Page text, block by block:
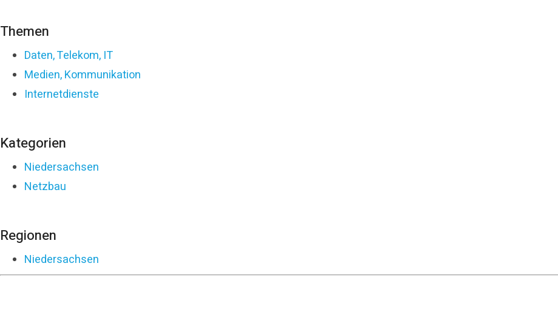
Themen
Daten, Telekom, IT
Medien, Kommunikation
Internetdienste
Kategorien
Niedersachsen
Netzbau
Regionen
Niedersachsen